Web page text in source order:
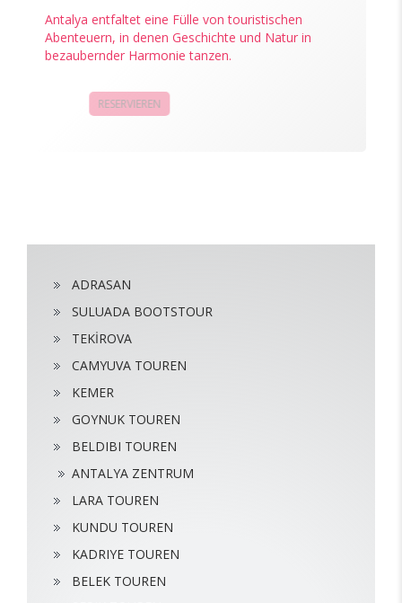
Antalya entfaltet eine Fülle von touristischen
Abenteuern, in denen Geschichte und Natur in
bezaubernder Harmonie tanzen.
RESERVIEREN KAMPAGNEN
ADRASAN
SULUADA BOOTSTOUR
TEKİROVA
CAMYUVA TOUREN
KEMER
GOYNUK TOUREN
BELDIBI TOUREN
ANTALYA ZENTRUM
LARA TOUREN
KUNDU TOUREN
KADRIYE TOUREN
BELEK TOUREN